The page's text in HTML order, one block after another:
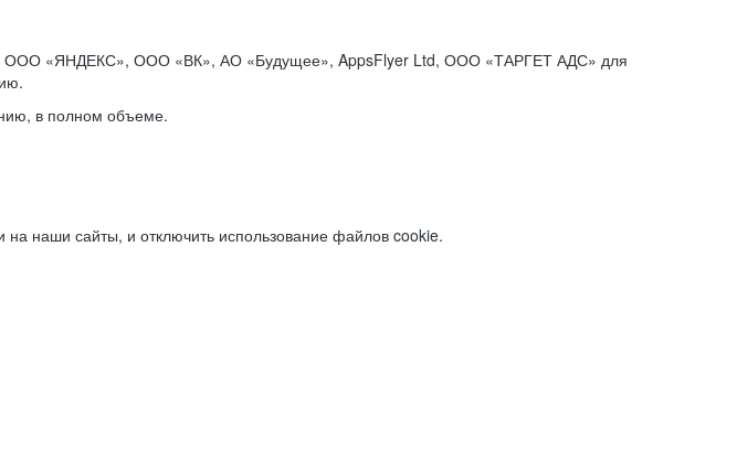
ООО «ЯНДЕКС», ООО «ВК», АО «Будущее», AppsFlyer Ltd, ООО «ТАРГЕТ АДС» для
в полном объеме.
на наши сайты, и отключить использование файлов cookie.